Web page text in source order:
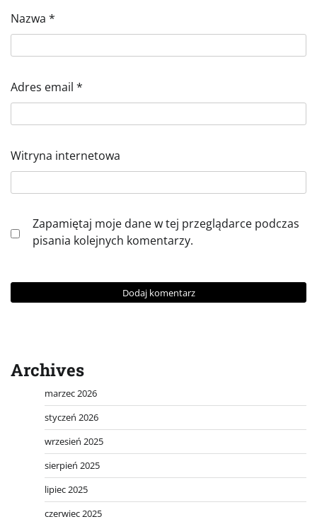
Nazwa *
Adres email *
Witryna internetowa
Zapamiętaj moje dane w tej przeglądarce podczas
pisania kolejnych komentarzy.
Archives
marzec 2026
styczeń 2026
wrzesień 2025
sierpień 2025
lipiec 2025
czerwiec 2025